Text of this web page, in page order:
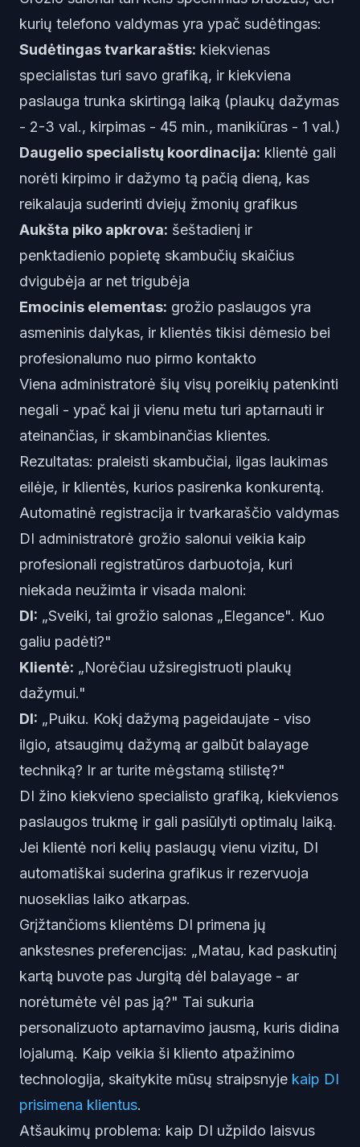
kurių telefono valdymas yra ypač sudėtingas:
Sudėtingas tvarkaraštis: kiekvienas
specialistas turi savo grafiką, ir kiekviena
paslauga trunka skirtingą laiką (plaukų dažymas
- 2-3 val., kirpimas - 45 min., manikiūras - 1 val.)
Daugelio specialistų koordinacija: klientė gali
norėti kirpimo ir dažymo tą pačią dieną, kas
reikalauja suderinti dviejų žmonių grafikus
Aukšta piko apkrova: šeštadienį ir
penktadienio popietę skambučių skaičius
dvigubėja ar net trigubėja
Emocinis elementas: grožio paslaugos yra
asmeninis dalykas, ir klientės tikisi dėmesio bei
profesionalumo nuo pirmo kontakto
Viena administratorė šių visų poreikių patenkinti
negali - ypač kai ji vienu metu turi aptarnauti ir
ateinančias, ir skambinančias klientes.
Rezultatas: praleisti skambučiai, ilgas laukimas
eilėje, ir klientės, kurios pasirenka konkurentą.
Automatinė registracija ir tvarkaraščio valdymas
DI administratorė grožio salonui veikia kaip
profesionali registratūros darbuotoja, kuri
niekada neužimta ir visada maloni:
DI: „Sveiki, tai grožio salonas „Elegance". Kuo
galiu padėti?"
Klientė: „Norėčiau užsiregistruoti plaukų
dažymui."
DI: „Puiku. Kokį dažymą pageidaujate - viso
ilgio, atsaugimų dažymą ar galbūt balayage
techniką? Ir ar turite mėgstamą stilistę?"
DI žino kiekvieno specialisto grafiką, kiekvienos
paslaugos trukmę ir gali pasiūlyti optimalų laiką.
Jei klientė nori kelių paslaugų vienu vizitu, DI
automatiškai suderina grafikus ir rezervuoja
nuoseklias laiko atkarpas.
Grįžtančioms klientėms DI primena jų
ankstesnes preferencijas: „Matau, kad paskutinį
kartą buvote pas Jurgitą dėl balayage - ar
norėtumėte vėl pas ją?" Tai sukuria
personalizuoto aptarnavimo jausmą, kuris didina
lojalumą. Kaip veikia ši kliento atpažinimo
technologija, skaitykite mūsų straipsnyje kaip DI
prisimena klientus.
Atšaukimų problema: kaip DI užpildo laisvus